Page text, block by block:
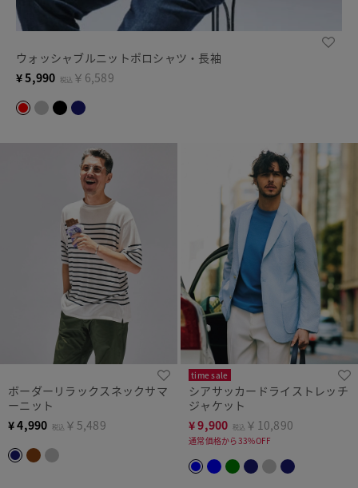
ウォッシャブルニットポロシャツ・長袖
¥5,990 税込 ￥6,589
ボーダーリラックスネックサマ
ーニット
¥4,990 税込 ￥5,489
time sale
シアサッカードライストレッチ
ジャケット
¥9,900 税込 ￥10,890
通常価格から33%OFF